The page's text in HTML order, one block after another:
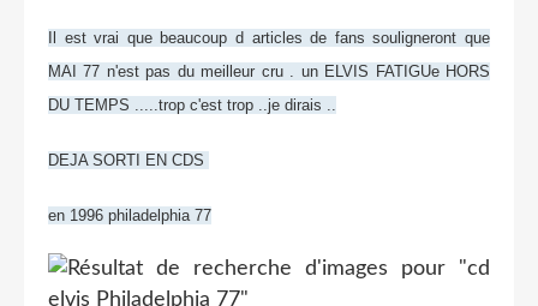
Il est vrai que beaucoup d articles de fans souligneront que
MAI 77 n'est pas du meilleur cru . un ELVIS FATIGUe HORS
DU TEMPS .....trop c'est trop ..je dirais ..
DEJA SORTI EN CDS
en 1996 philadelphia 77